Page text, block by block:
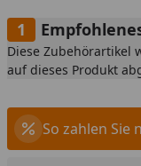
Diese Zubehörartikel
auf dieses Produkt
So zahlen Sie